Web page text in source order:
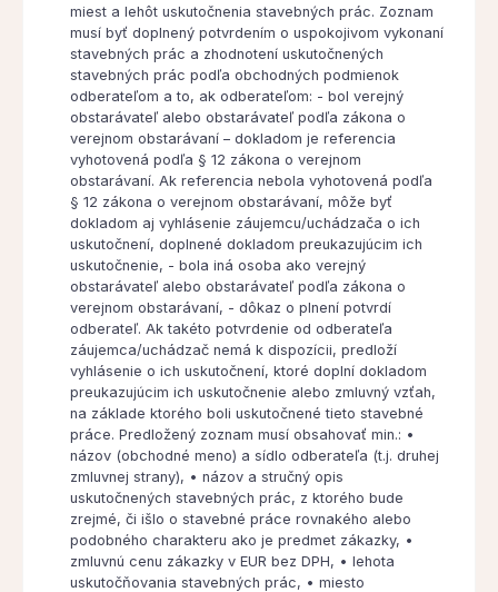
miest a lehôt uskutočnenia stavebných prác. Zoznam
musí byť doplnený potvrdením o uspokojivom vykonaní
stavebných prác a zhodnotení uskutočnených
stavebných prác podľa obchodných podmienok
odberateľom a to, ak odberateľom: - bol verejný
obstarávateľ alebo obstarávateľ podľa zákona o
verejnom obstarávaní – dokladom je referencia
vyhotovená podľa § 12 zákona o verejnom
obstarávaní. Ak referencia nebola vyhotovená podľa
§ 12 zákona o verejnom obstarávaní, môže byť
dokladom aj vyhlásenie záujemcu/uchádzača o ich
uskutočnení, doplnené dokladom preukazujúcim ich
uskutočnenie, - bola iná osoba ako verejný
obstarávateľ alebo obstarávateľ podľa zákona o
verejnom obstarávaní, - dôkaz o plnení potvrdí
odberateľ. Ak takéto potvrdenie od odberateľa
záujemca/uchádzač nemá k dispozícii, predloží
vyhlásenie o ich uskutočnení, ktoré doplní dokladom
preukazujúcim ich uskutočnenie alebo zmluvný vzťah,
na základe ktorého boli uskutočnené tieto stavebné
práce. Predložený zoznam musí obsahovať min.: •
názov (obchodné meno) a sídlo odberateľa (t.j. druhej
zmluvnej strany), • názov a stručný opis
uskutočnených stavebných prác, z ktorého bude
zrejmé, či išlo o stavebné práce rovnakého alebo
podobného charakteru ako je predmet zákazky, •
zmluvnú cenu zákazky v EUR bez DPH, • lehota
uskutočňovania stavebných prác, • miesto